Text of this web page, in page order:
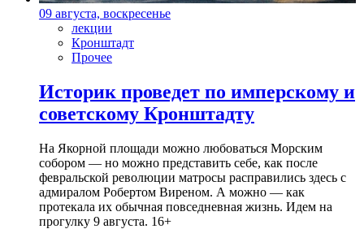
09 августа, воскресенье
лекции
Кронштадт
Прочее
Историк проведет по имперскому и
советскому Кронштадту
На Якорной площади можно любоваться Морским
собором — но можно представить себе, как после
февральской революции матросы расправились здесь с
адмиралом Робертом Виреном. А можно — как
протекала их обычная повседневная жизнь. Идем на
прогулку 9 августа. 16+